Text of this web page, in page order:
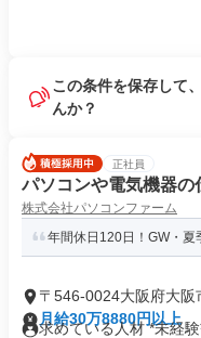
この条件を保存して
んか？
正社員
パソコンや電気機器の
株式会社パソコンファーム
年間休日120日！GW・夏
〒546-0024大阪府大阪
田
月給30万8880円以上
求めている人材 *未経